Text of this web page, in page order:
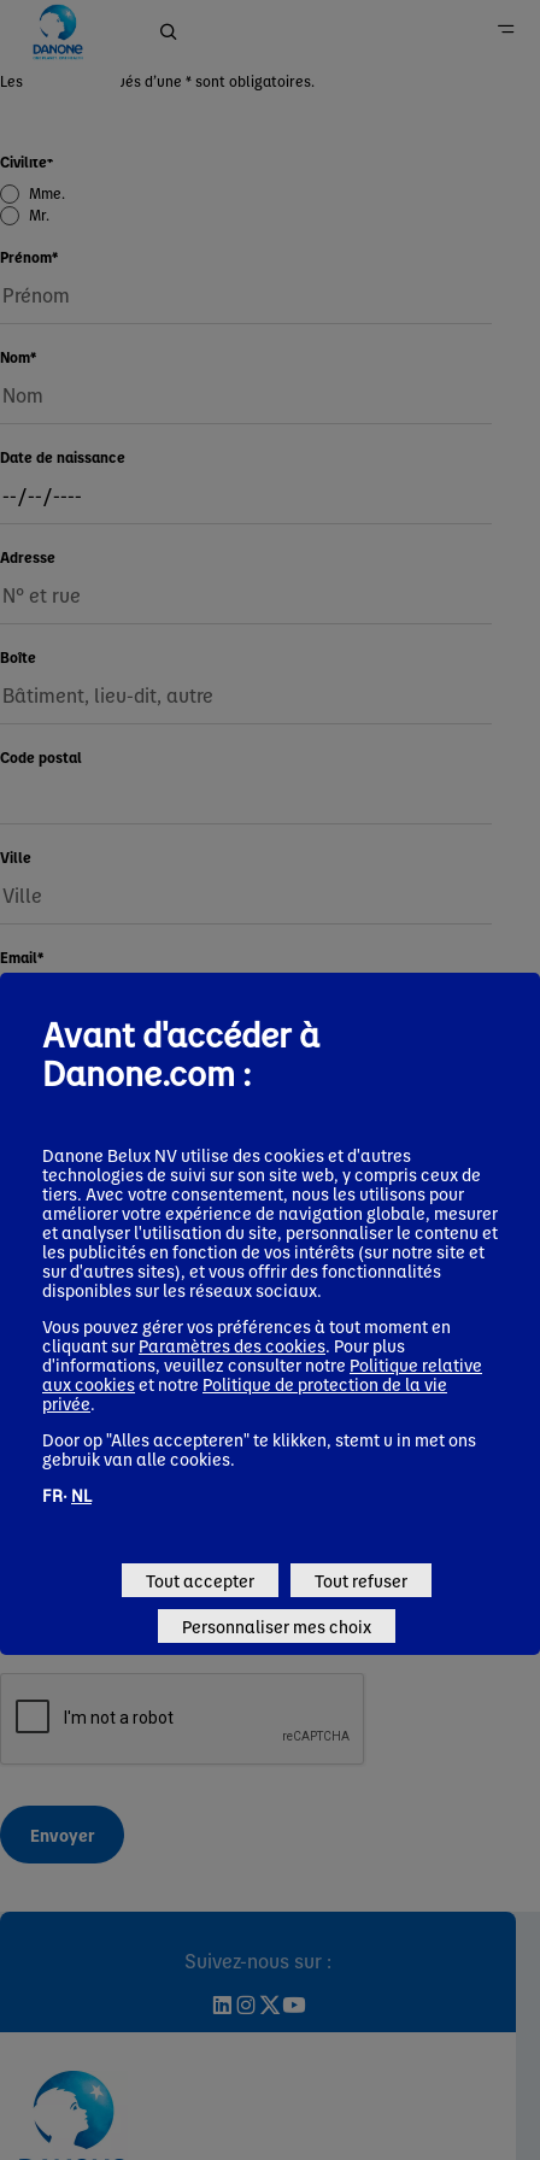
Danone en Belgique
Contact
Les champs marqués d’une * sont obligatoires.
Civilité*
Mme.
Mr.
Prénom*
Nom*
Date de naissance
Adresse
Boîte
Code postal
Ville
Email*
Téléphone
Message (Ajoutez la date « À consommer jusqu’au » dans le message
en cas de défaut du produit)
*
Ajouter des fichiers [5MB max - PDF, JPG, PNG]
Les fichiers doivent être au format JPG, PNG ou PDF et
ne doivent pas dépasser 5 Mo.
traitement de mes données personelles, y compris d’éventuelles
protection des données. Si vous souhaitez exercer vos droits, veuillez
formulaire en ligne.
Envoyer
Suivez-nous sur :
Avant d'accéder à
Danone.com :
Danone Belux NV utilise des cookies et d'autres
technologies de suivi sur son site web, y compris ceux de
tiers. Avec votre consentement, nous les utilisons pour
améliorer votre expérience de navigation globale, mesurer
et analyser l'utilisation du site, personnaliser le contenu et
les publicités en fonction de vos intérêts (sur notre site et
sur d'autres sites), et vous offrir des fonctionnalités
disponibles sur les réseaux sociaux.
Vous pouvez gérer vos préférences à tout moment en
cliquant sur Paramètres des cookies. Pour plus
d'informations, veuillez consulter notre Politique relative
aux cookieset notre Politique de protection de la vie
privée.
Door op "Alles accepteren" te klikken, stemt u in met ons
gebruik van alle cookies.
FR· NL
Tout accepter Tout refuser
Personnaliser mes choix